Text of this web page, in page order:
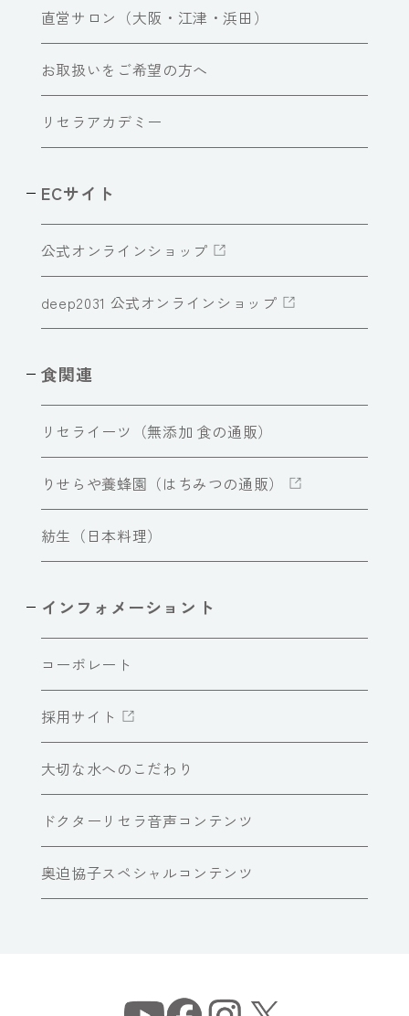
直営サロン（大阪・江津・浜田）
お取扱いをご希望の方へ
リセラアカデミー
ECサイト
公式オンラインショップ
deep2031 公式オンラインショップ
食関連
リセライーツ（無添加 食の通販）
りせらや養蜂園（はちみつの通販）
紡生（日本料理）
インフォメーショント
コーポレート
採用サイト
大切な水へのこだわり
ドクターリセラ音声コンテンツ
奥迫協子スペシャルコンテンツ